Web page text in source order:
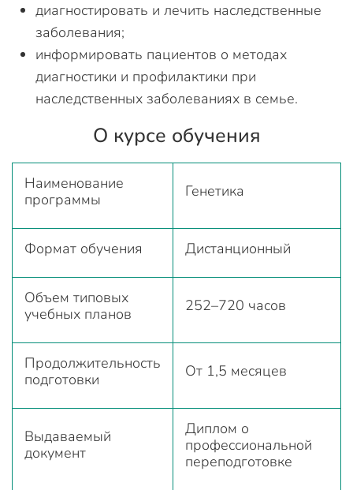
диагностировать и лечить наследственные
заболевания;
информировать пациентов о методах
диагностики и профилактики при
наследственных заболеваниях в семье.
О курсе обучения
Наименование
программы
Генетика
Формат обучения Дистанционный
Объем типовых
учебных планов
252–720 часов
Продолжительность
подготовки
От 1,5 месяцев
Выдаваемый
документ
Диплом о
профессиональной
переподготовке